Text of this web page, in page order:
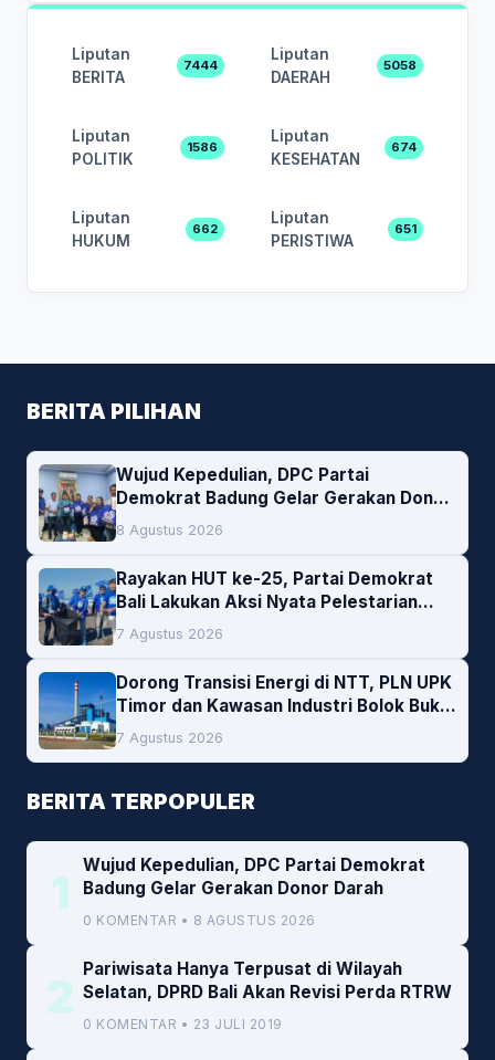
Liputan
BERITA
7444
Liputan
DAERAH
5058
Liputan
POLITIK
1586
Liputan
KESEHATAN
674
Liputan
HUKUM
662
Liputan
PERISTIWA
651
BERITA PILIHAN
Wujud Kepedulian, DPC Partai
Demokrat Badung Gelar Gerakan Donor
Darah
8 Agustus 2026
Rayakan HUT ke-25, Partai Demokrat
Bali Lakukan Aksi Nyata Pelestarian
Lingkungan
7 Agustus 2026
Dorong Transisi Energi di NTT, PLN UPK
Timor dan Kawasan Industri Bolok Buka
Peluang Investasi Woodchip untuk
Cofiring PLTU Bolok
7 Agustus 2026
BERITA TERPOPULER
1
Wujud Kepedulian, DPC Partai Demokrat
Badung Gelar Gerakan Donor Darah
0 KOMENTAR • 8 AGUSTUS 2026
2
Pariwisata Hanya Terpusat di Wilayah
Selatan, DPRD Bali Akan Revisi Perda RTRW
0 KOMENTAR • 23 JULI 2019